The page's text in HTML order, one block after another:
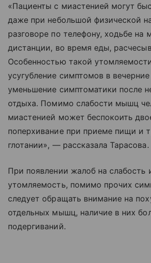
«Пациенты с миастенией могут
даже при небольшой физической
разговоре по телефону, ходьбе на
дистанции, во время еды,
Особенностью такой
усугубление симптомов в
уменьшение симптоматики после
отдыха. Помимо слабости мышц
миастенией может беспокоить
поперхивание при приеме пищи и
глотании», — рассказала Тарасова.
При появлении жалоб на слабость
утомляемость, помимо прочих
следует обращать внимание на
отдельных мышц, наличие в них
подергиваний.